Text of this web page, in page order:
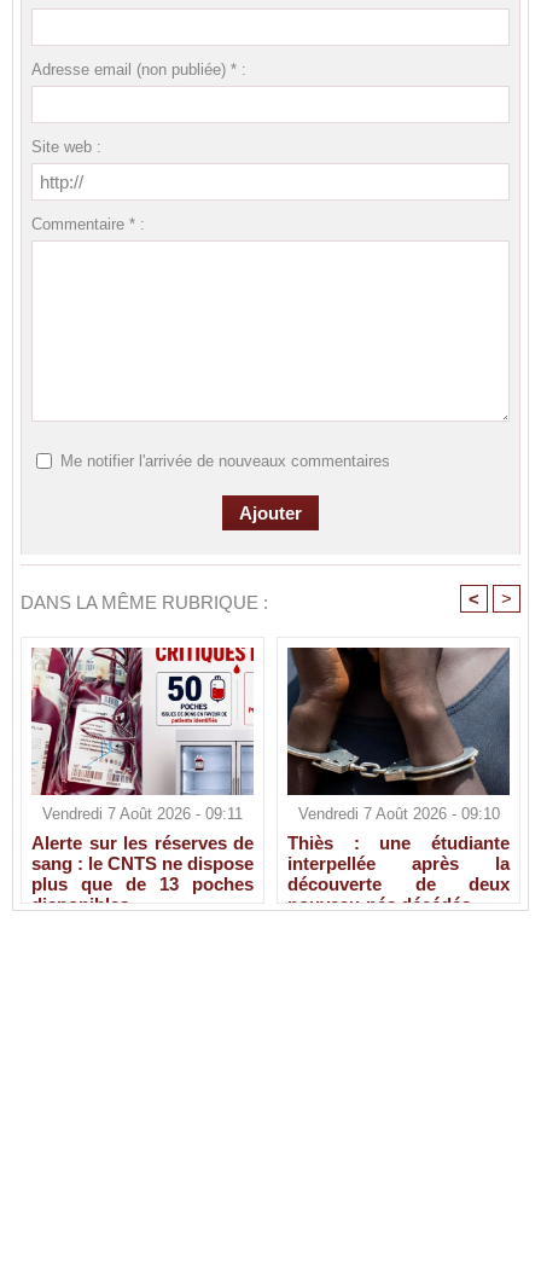
Adresse email (non publiée) * :
Site web :
Commentaire * :
Me notifier l'arrivée de nouveaux commentaires
DANS LA MÊME RUBRIQUE : < >
Vendredi 7 Août 2026 - 09:11
Alerte sur les réserves de
sang : le CNTS ne dispose
plus que de 13 poches
disponibles
Vendredi 7 Août 2026 - 09:10
Thiès : une étudiante
interpellée après la
découverte de deux
nouveau-nés décédés